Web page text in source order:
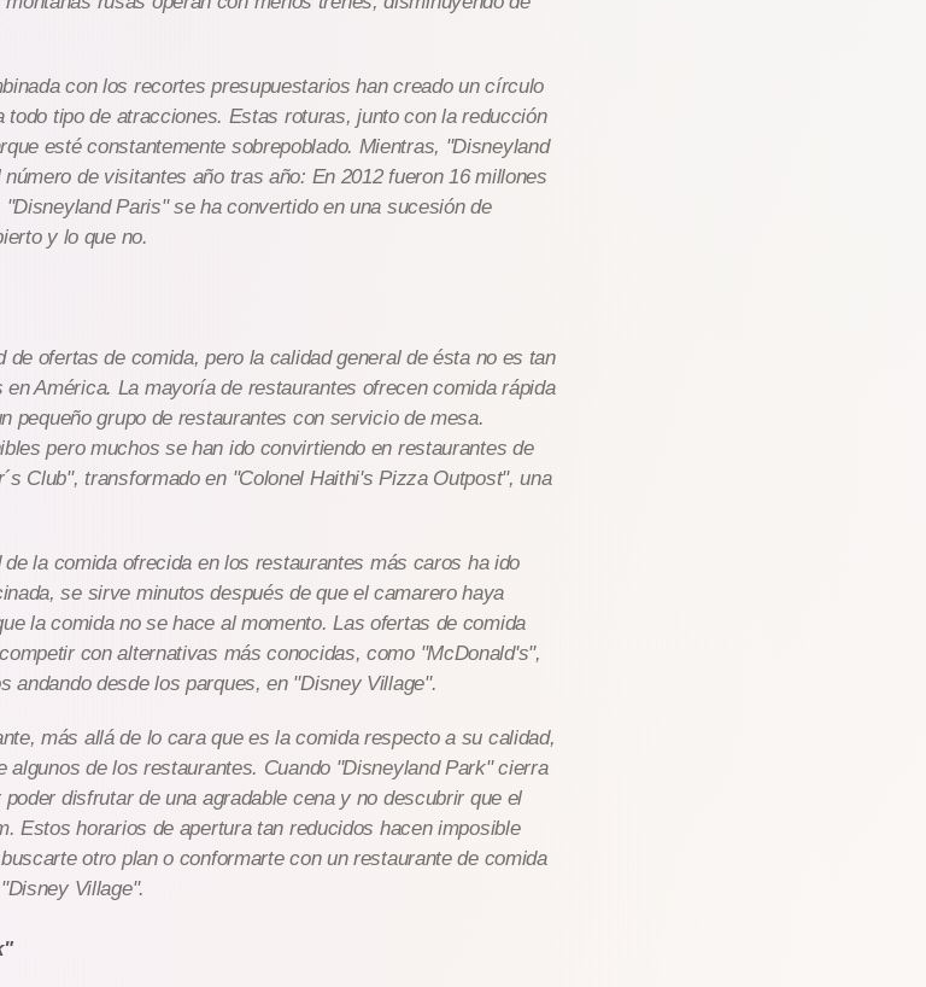
con los recortes presupuestarios han creado un círculo
todo tipo de atracciones. Estas roturas, junto con la reducción
esté constantemente sobrepoblado. Mientras, "Disneyland
de visitantes año tras año: En 2012 fueron 16 millones
Paris" se ha convertido en una sucesión de
y lo que no.
de ofertas de comida, pero la calidad general de ésta no es tan
América. La mayoría de restaurantes ofrecen comida rápida
pequeño grupo de restaurantes con servicio de mesa.
pero muchos se han ido convirtiendo en restaurantes de
Club", transformado en "Colonel Haithi's Pizza Outpost", una
la comida ofrecida en los restaurantes más caros ha ido
se sirve minutos después de que el camarero haya
la comida no se hace al momento. Las ofertas de comida
con alternativas más conocidas, como "McDonald's",
andando desde los parques, en "Disney Village".
más allá de lo cara que es la comida respecto a su calidad,
algunos de los restaurantes. Cuando "Disneyland Park" cierra
disfrutar de una agradable cena y no descubrir que el
Estos horarios de apertura tan reducidos hacen imposible
otro plan o conformarte con un restaurante de comida
Village".